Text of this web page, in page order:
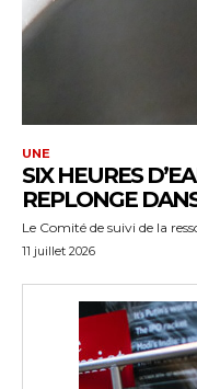
UNE
SIX HEURES
REPLONGE
Le Comité de suivi de la
11 juillet 2026